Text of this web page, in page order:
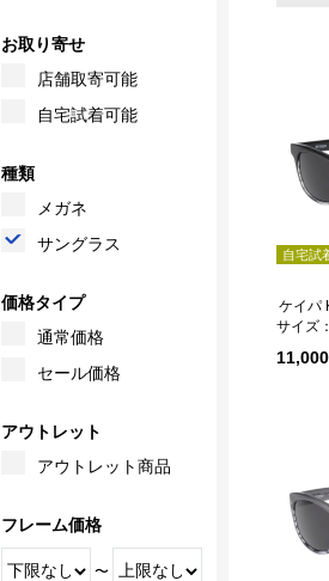
自宅試
ケイパ
サイズ
お取り寄せ
店舗取寄可能
自宅試着可能
種類
メガネ
サングラス
価格タイプ
通常価格
セール価格
アウトレット
アウトレット商品
フレーム価格
〜